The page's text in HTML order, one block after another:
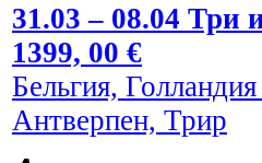
31.03 – 08.04 Три
1399, 00 €
Бельгия,
Антверпен, Трир